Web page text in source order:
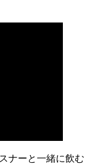
ナーと一緒に飲む